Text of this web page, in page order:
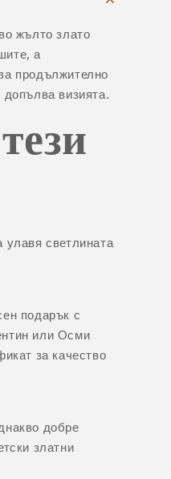
жълто злато
а
продължително
визията.
улавя светлината
подарък с
или Осми
за качество
добре
златни